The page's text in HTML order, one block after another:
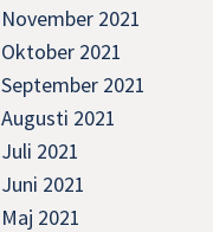
November 2021
Oktober 2021
September 2021
Augusti 2021
Juli 2021
Juni 2021
Maj 2021